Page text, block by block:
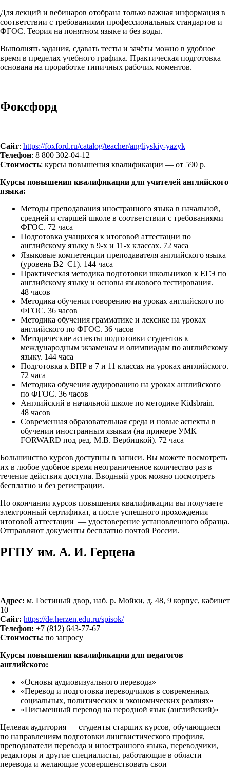
Для лекций и вебинаров отобрана только важная информация в
соответствии с требованиями профессиональных стандартов и
ФГОС. Теория на понятном языке и без воды.
Выполнять задания, сдавать тесты и зачёты можно в удобное
время в пределах учебного графика. Практическая подготовка
основана на проработке типичных рабочих моментов.
Фоксфорд
Сайт: https://foxford.ru/catalog/teacher/angliyskiy-yazyk
Телефон: 8 800 302-04-12
Стоимость: курсы повышения квалификации — от 590 р.
Курсы повышения квалификации для учителей английского
языка:
Методы преподавания иностранного языка в начальной,
средней и старшей школе в соответствии с требованиями
ФГОС. 72 часа
Подготовка учащихся к итоговой аттестации по
английскому языку в 9-х и 11-х классах. 72 часа
Языковые компетенции преподавателя английского языка
(уровень B2–C1). 144 часа
Практическая методика подготовки школьников к ЕГЭ по
английскому языку и основы языкового тестирования.
48 часов
Методика обучения говорению на уроках английского по
ФГОС. 36 часов
Методика обучения грамматике и лексике на уроках
английского по ФГОС. 36 часов
Методические аспекты подготовки студентов к
международным экзаменам и олимпиадам по английскому
языку. 144 часа
Подготовка к ВПР в 7 и 11 классах на уроках английского.
72 часа
Методика обучения аудированию на уроках английского
по ФГОС. 36 часов
Английский в начальной школе по методике Kidsbrain.
48 часов
Современная образовательная среда и новые аспекты в
обучении иностранным языкам (на примере УМК
FORWARD под ред. М.В. Вербицкой). 72 часа
Большинство курсов доступны в записи. Вы можете посмотреть
их в любое удобное время неограниченное количество раз в
течение действия доступа. Вводный урок можно посмотреть
бесплатно и без регистрации.
По окончании курсов повышения квалификации вы получаете
электронный сертификат, а после успешного прохождения
итоговой аттестации — удостоверение установленного образца.
Отправляют документы бесплатно почтой России.
РГПУ им. А. И. Герцена
Адрес: м. Гостиный двор, наб. р. Мойки, д. 48, 9 корпус, кабинет
10
Сайт: https://de.herzen.edu.ru/spisok/
Телефон: +7 (812) 643-77-67
Стоимость: по запросу
Курсы повышения квалификации для педагогов
английского:
«Основы аудиовизуального перевода»
«Перевод и подготовка переводчиков в современных
социальных, политических и экономических реалиях»
«Письменный перевод на неродной язык (английский)»
Целевая аудитория — студенты старших курсов, обучающиеся
по направлениям подготовки лингвистического профиля,
преподаватели перевода и иностранного языка, переводчики,
редакторы и другие специалисты, работающие в области
перевода и желающие усовершенствовать свои